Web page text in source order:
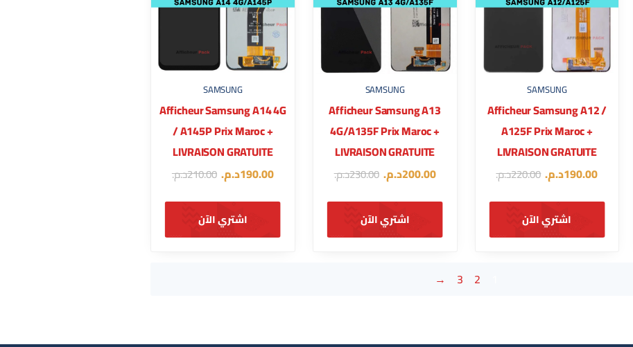
SAMSUNG
Afficheur Samsung A12 /
A125F Prix Maroc +
LIVRAISON GRATUITE
190.00د.م. 220.00د.م.
اشتري الآن
SAMSUNG
Afficheur Samsung A13
4G/A135F Prix Maroc +
LIVRAISON GRATUITE
200.00د.م. 230.00د.م.
اشتري الآن
SAMSUNG
Afficheur Samsung A14 4G
/ A145P Prix Maroc +
LIVRAISON GRATUITE
190.00د.م. 210.00د.م.
اشتري الآن
2
3
←